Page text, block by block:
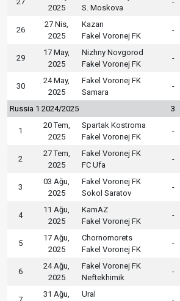
2025
S. Moskova
26
27 Nis,
2025
Kazan
Fakel Voronej FK
-
29
17 May,
2025
Nizhny Novgorod
Fakel Voronej FK
-
30
24 May,
2025
Fakel Voronej FK
Samara
-
Russia 1 2024/2025 3
1
20 Tem,
2025
Spartak Kostroma
Fakel Voronej FK
-
2
27 Tem,
2025
Fakel Voronej FK
FC Ufa
-
3
03 Ağu,
2025
Fakel Voronej FK
Sokol Saratov
-
4
11 Ağu,
2025
KamAZ
Fakel Voronej FK
-
5
17 Ağu,
2025
Chornomorets
Fakel Voronej FK
-
6
24 Ağu,
2025
Fakel Voronej FK
Neftekhimik
-
31 Ağu,
Ural